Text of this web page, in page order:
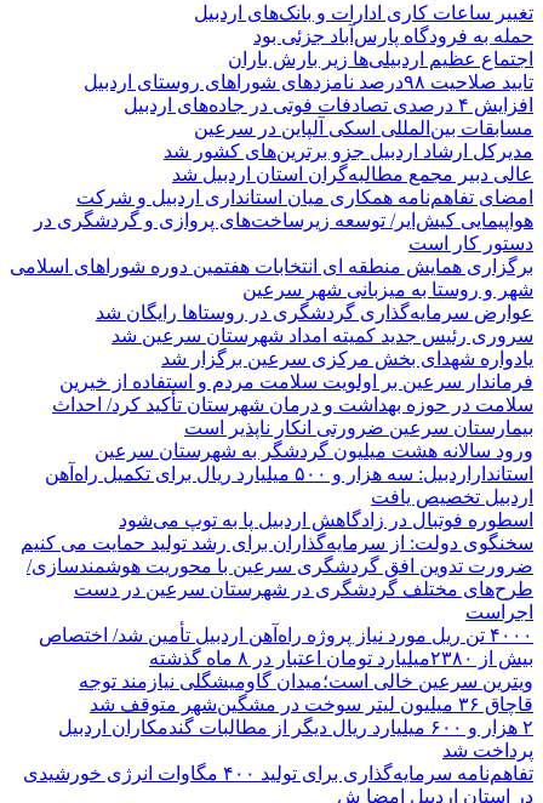
تغییر ساعات کاری ادارات و بانک‌های اردبیل
حمله به فرودگاه پارس‌‌آباد جزئی بود
اجتماع عظیم اردبیلی‌ها زیر بارش باران
تایید صلاحیت ۹۸درصد نامزدهای شوراهای روستای اردبیل
افزایش ۴ درصدی تصادفات فوتی در جاده‌های اردبیل
مسابقات بین‌المللی اسکی آلپاین در سرعین
مدیرکل ارشاد اردبیل جزو برترین‌های کشور شد
عالی دبیر مجمع مطالبه‌گران استان اردبیل شد
امضای تفاهم‌نامه همکاری میان استانداری اردبیل و شرکت
هواپیمایی کیش‌ایر/ توسعه زیرساخت‌های پروازی و گردشگری در
دستور کار است
برگزاری همایش منطقه ای انتخابات هفتمین دوره شوراهای اسلامی
شهر و روستا به میزبانی شهر سرعین
عوارض سرمایه‌گذاری گردشگری در روستاها رایگان شد
سروری رئیس جدید کمیته امداد شهرستان سرعین شد
یادواره شهدای بخش مرکزی سرعین برگزار شد
فرماندار سرعین بر اولویت سلامت مردم و استفاده از خیرین
سلامت در حوزه بهداشت و درمان شهرستان تأکید کرد/ احداث
بیمارستان سرعین ضرورتی انکار ناپذیر است
ورود سالانه هشت میلیون گردشگر به شهرستان سرعین
استانداراردبیل: سه هزار و ۵۰۰ میلیارد ریال برای تکمیل راه‌آهن
اردبیل تخصیص یافت
اسطوره فوتبال در زادگاهش اردبیل پا به توپ می‌شود
سخنگوی دولت: از سرمایه‌گذاران برای رشد تولید حمایت می کنیم
ضرورت تدوین افق گردشگری سرعین با محوریت هوشمندسازی/
طرح‌های مختلف گردشگری در شهرستان سرعین در دست
اجراست
۴۰۰۰ تن ریل مورد نیاز پروژه راه‌آهن اردبیل تأمین شد/ اختصاص
بیش از ۲۳۸۰میلیارد تومان اعتبار در ۸ ماه گذشته
ویترین سرعین خالی است؛میدان گاومیشگلی نیازمند توجه
قاچاق ۳۶ میلیون لیتر سوخت در مشگین‌شهر متوقف شد
۲ هزار و ۶۰۰‌ میلیارد ریال دیگر از مطالبات گندمکاران اردبیل
پرداخت شد
تفاهم‌نامه سرمایه‌گذاری برای تولید ۴۰۰ مگاوات انرژی خورشیدی
در استان اردبیل امضا ش